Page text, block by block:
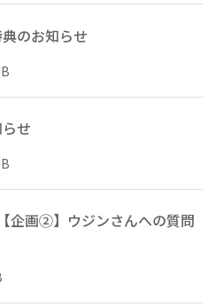
のお知らせ
せ
画②】ウジンさんへの質問